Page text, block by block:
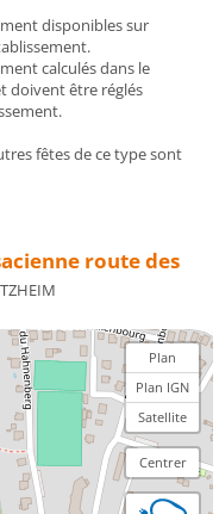
disponibles sur
calculés dans le
doivent être réglés
fêtes de ce type sont
route des
Plan
Plan IGN
Satellite
Centrer